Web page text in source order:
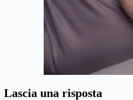
Lascia una risposta